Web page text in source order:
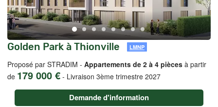
Golden Park à Thionville LMNP
Proposé par STRADIM - Appartements de 2 à 4 pièces à partir
de 179 000 € - Livraison 3ème trimestre 2027
Demande d'information